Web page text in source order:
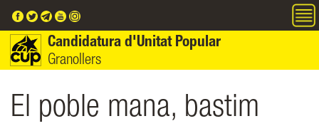
Candidatura d'Unitat Popular
Granollers
El poble mana, bastim